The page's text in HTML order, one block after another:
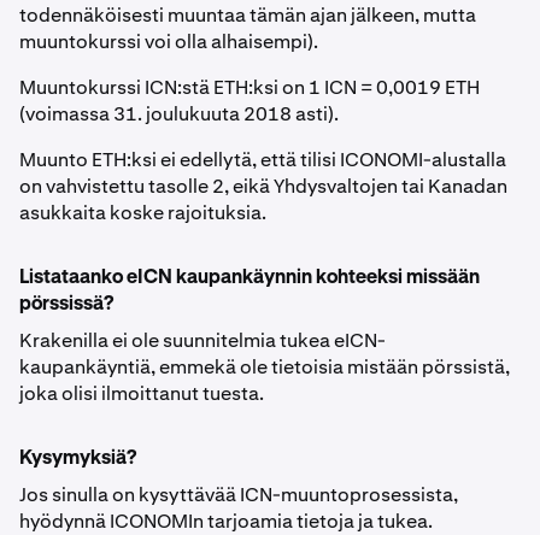
todennäköisesti muuntaa tämän ajan jälkeen, mutta
muuntokurssi voi olla alhaisempi).
Muuntokurssi ICN:stä ETH:ksi on 1 ICN = 0,0019 ETH
(voimassa 31. joulukuuta 2018 asti).
Muunto ETH:ksi ei edellytä, että tilisi ICONOMI-alustalla
on vahvistettu tasolle 2, eikä Yhdysvaltojen tai Kanadan
asukkaita koske rajoituksia.
Listataanko eICN kaupankäynnin kohteeksi missään
pörssissä?
Krakenilla ei ole suunnitelmia tukea eICN-
kaupankäyntiä, emmekä ole tietoisia mistään pörssistä,
joka olisi ilmoittanut tuesta.
Kysymyksiä?
Jos sinulla on kysyttävää ICN-muuntoprosessista,
hyödynnä ICONOMIn tarjoamia tietoja ja tukea.